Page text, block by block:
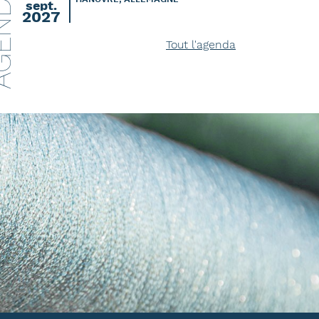
sept.
2027
Tout l'agenda